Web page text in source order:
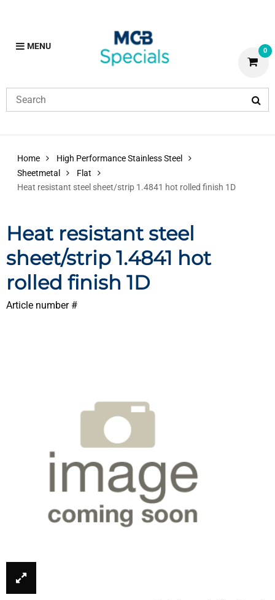
MENU 0
Home
High Performance Stainless Steel
Sheetmetal
Flat
Heat resistant steel sheet/strip 1.4841 hot rolled finish 1D
Heat resistant steel
sheet/strip 1.4841 hot
rolled finish 1D
Article number #